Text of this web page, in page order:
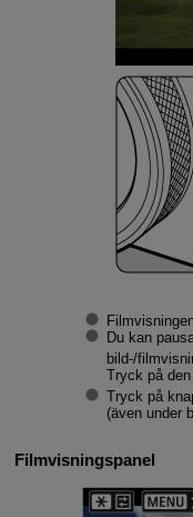
Du kan
bild-/
Tryck på
Tryck på
(även under
Filmvisningspanel